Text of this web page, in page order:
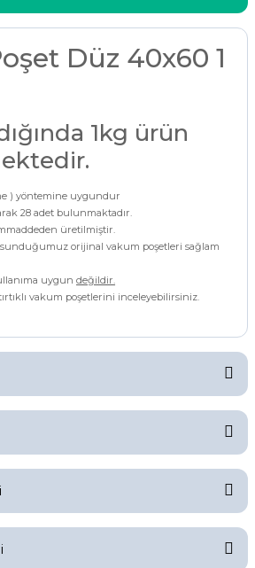
Düz 40x60 1
1kg ürün
) yöntemine uygundur
28 adet bulunmaktadır.
üretilmiştir.
sunduğumuz orijinal vakum poşetleri sağlam
uygundeğildir.
vakum poşetlerini inceleyebilirsiniz.
SIRKETI | 17/05/2023